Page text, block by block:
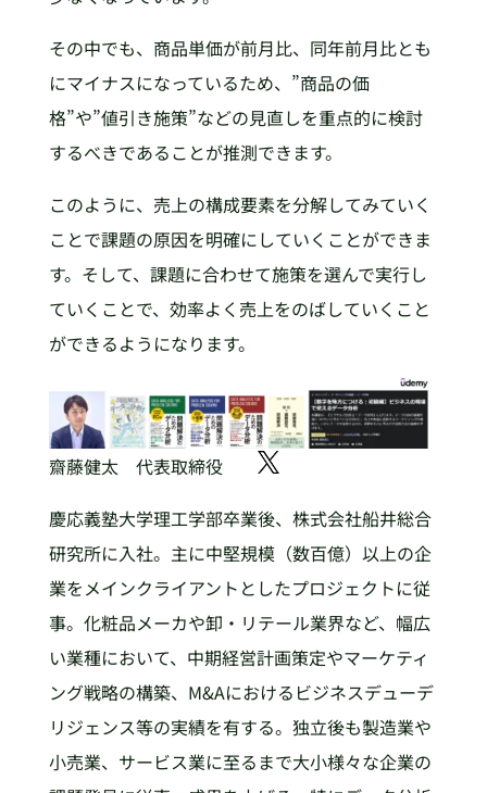
その中でも、商品単価が前月比、同年前月比とも
にマイナスになっているため、”商品の価
格”や”値引き施策”などの見直しを重点的に検討
するべきであることが推測できます。
このように、売上の構成要素を分解してみていく
ことで課題の原因を明確にしていくことができま
す。そして、課題に合わせて施策を選んで実行し
ていくことで、効率よく売上をのばしていくこと
ができるようになります。
齋藤健太 代表取締役
慶応義塾大学理工学部卒業後、株式会社船井総合
研究所に入社。主に中堅規模（数百億）以上の企
業をメインクライアントとしたプロジェクトに従
事。化粧品メーカや卸・リテール業界など、幅広
い業種において、中期経営計画策定やマーケティ
ング戦略の構築、M&Aにおけるビジネスデューデ
リジェンス等の実績を有する。独立後も製造業や
小売業、サービス業に至るまで大小様々な企業の